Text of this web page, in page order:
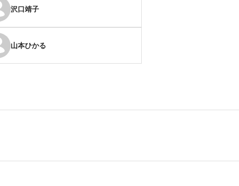
沢口靖子
山本ひかる